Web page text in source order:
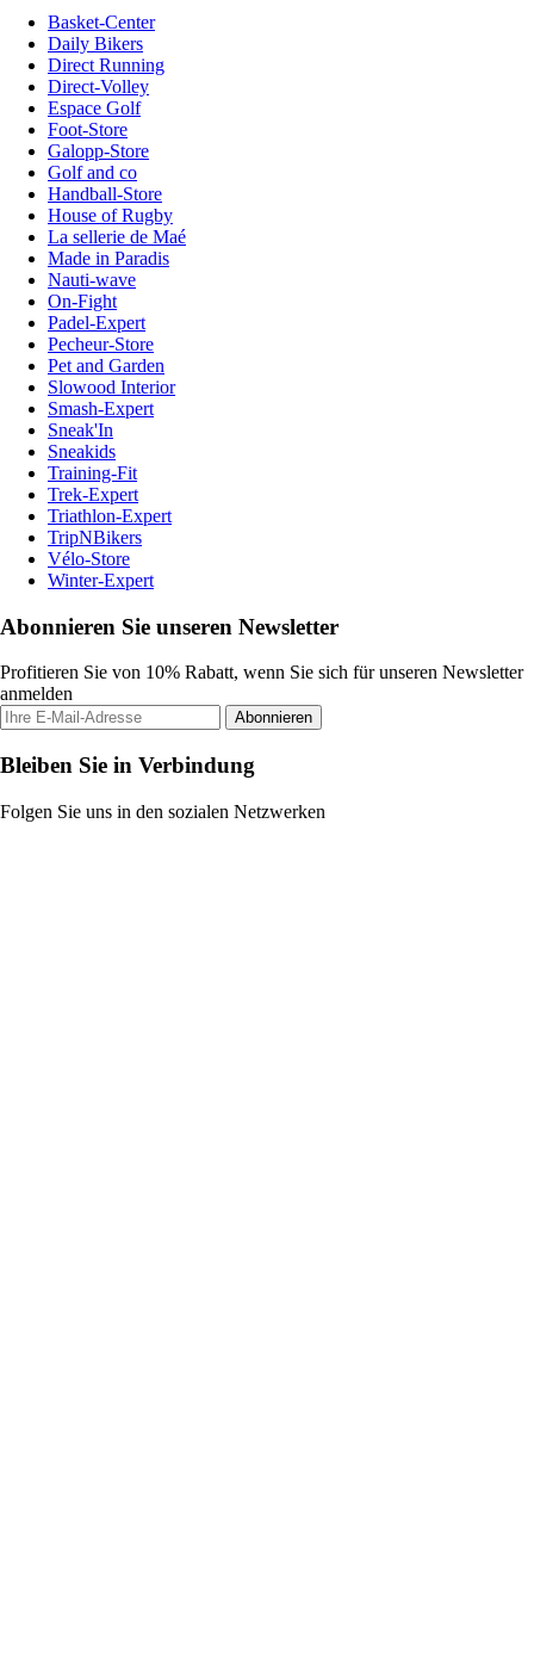
Basket-Center
Daily Bikers
Direct Running
Direct-Volley
Espace Golf
Foot-Store
Galopp-Store
Golf and co
Handball-Store
House of Rugby
La sellerie de Maé
Made in Paradis
Nauti-wave
On-Fight
Padel-Expert
Pecheur-Store
Pet and Garden
Slowood Interior
Smash-Expert
Sneak'In
Sneakids
Training-Fit
Trek-Expert
Triathlon-Expert
TripNBikers
Vélo-Store
Winter-Expert
Abonnieren Sie unseren Newsletter
Profitieren Sie von 10% Rabatt, wenn Sie sich für unseren Newsletter
anmelden
Abonnieren
Bleiben Sie in Verbindung
Folgen Sie uns in den sozialen Netzwerken